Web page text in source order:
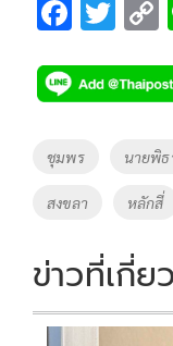
F
e
b
o
k
T
tt
er
p
n
k
Tags
ชุมพร นายพิ
สงขลา หลักสี่
ข่าวที่เกี่ย